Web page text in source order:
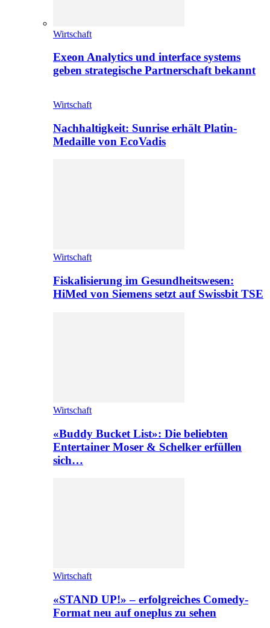
Wirtschaft
Exeon Analytics und interface systems
geben strategische Partnerschaft bekannt
Wirtschaft
Nachhaltigkeit: Sunrise erhält Platin-
Medaille von EcoVadis
Wirtschaft
Fiskalisierung im Gesundheitswesen:
HiMed von Siemens setzt auf Swissbit TSE
Wirtschaft
«Buddy Bucket List»: Die beliebten
Entertainer Moser & Schelker erfüllen
sich…
Wirtschaft
«STAND UP!» – erfolgreiches Comedy-
Format neu auf oneplus zu sehen